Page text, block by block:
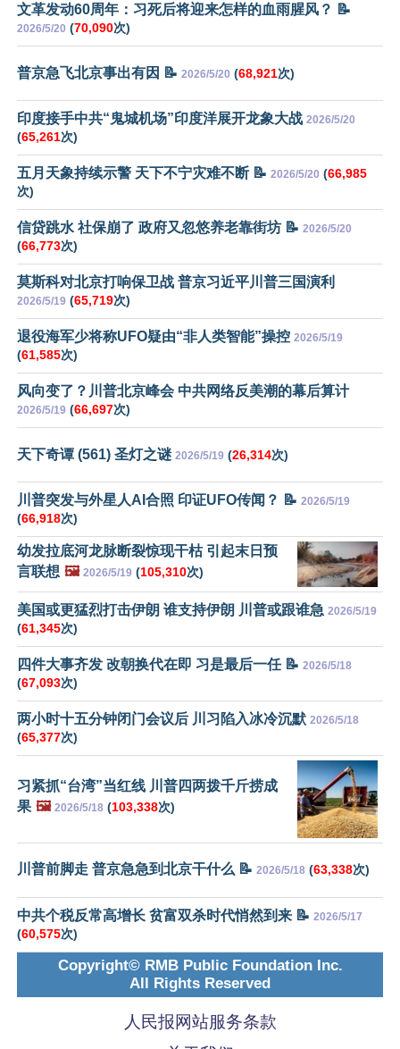
文革发动60周年：习死后将迎来怎样的血雨腥风？ 📝
2026/5/20 (70,090次)
普京急飞北京事出有因 📝 2026/5/20 (68,921次)
印度接手中共“鬼城机场”印度洋展开龙象大战 2026/5/20
(65,261次)
五月天象持续示警 天下不宁灾难不断 📝 2026/5/20 (66,985
次)
信贷跳水 社保崩了 政府又忽悠养老靠街坊 📝 2026/5/20
(66,773次)
莫斯科对北京打响保卫战 普京习近平川普三国演利
2026/5/19 (65,719次)
退役海军少将称UFO疑由“非人类智能”操控 2026/5/19
(61,585次)
风向变了？川普北京峰会 中共网络反美潮的幕后算计
2026/5/19 (66,697次)
天下奇谭 (561) 圣灯之谜 2026/5/19 (26,314次)
川普突发与外星人AI合照 印证UFO传闻？ 📝 2026/5/19
(66,918次)
幼发拉底河龙脉断裂惊现干枯 引起末日预
言联想 🖼️ 2026/5/19 (105,310次)
美国或更猛烈打击伊朗 谁支持伊朗 川普或跟谁急 2026/5/19
(61,345次)
四件大事齐发 改朝换代在即 习是最后一任 📝 2026/5/18
(67,093次)
两小时十五分钟闭门会议后 川习陷入冰冷沉默 2026/5/18
(65,377次)
习紧抓“台湾”当红线 川普四两拨千斤捞成
果 🖼️ 2026/5/18 (103,338次)
川普前脚走 普京急急到北京干什么 📝 2026/5/18 (63,338次)
中共个税反常高增长 贫富双杀时代悄然到来 📝 2026/5/17
(60,575次)
Copyright© RMB Public Foundation Inc.
All Rights Reserved
人民报网站服务条款